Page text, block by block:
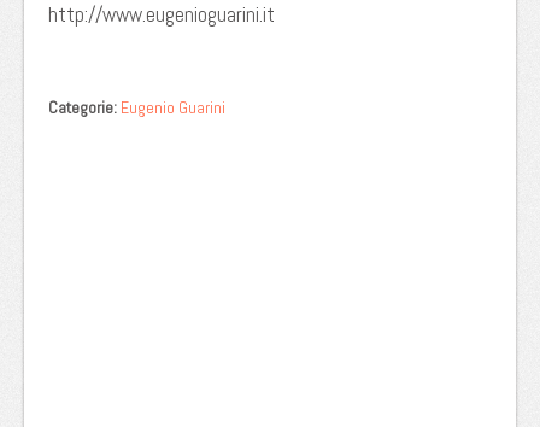
http://www.eugenioguarini.it
Categorie: Eugenio Guarini